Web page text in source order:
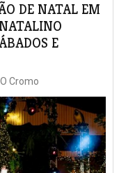
DE NATAL EM
E
O Cromo